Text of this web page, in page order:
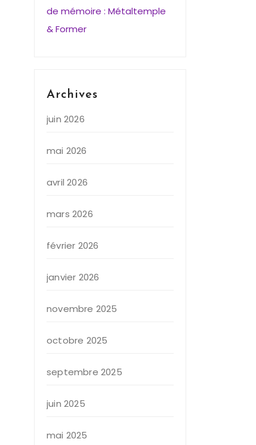
de mémoire : Métaltemple
& Former
Archives
juin 2026
mai 2026
avril 2026
mars 2026
février 2026
janvier 2026
novembre 2025
octobre 2025
septembre 2025
juin 2025
mai 2025